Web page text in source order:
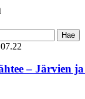
– Järvien